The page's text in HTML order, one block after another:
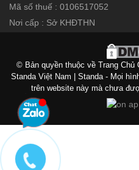
Mã số thuế : 0106517052
Nơi cấp : Sở KHĐTHN
© Bản quyền thuộc về Trang Chủ
Standa Việt Nam | Standa - Mọi
trên website này mà chưa